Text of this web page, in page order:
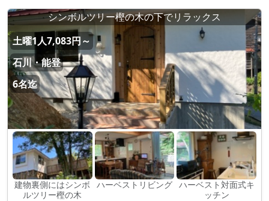
シンボルツリー樫の木の下でリラックス
土曜1人7,083円～
石川・能登
6名迄
建物裏側にはシンボ
ルツリー樫の木
ハーベストリビング ハーベスト対面式キ
ッチン